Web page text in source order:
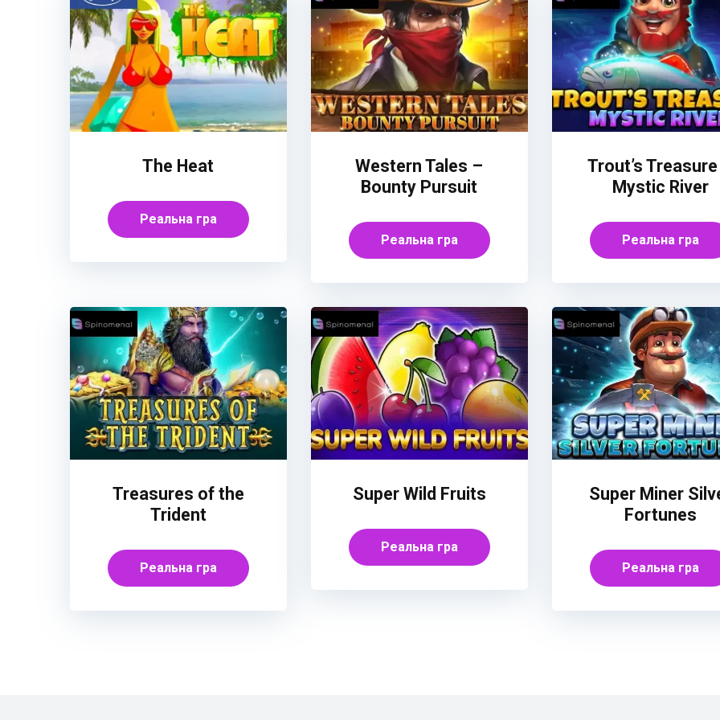
The Heat
Реальна гра
Western Tales –
Bounty Pursuit
Реальна гра
Trout’s
Mystic River
Реальна гра
Treasures of the
Trident
Реальна гра
Super Wild Fruits
Реальна гра
Super Miner
Fortunes
Реальна гра